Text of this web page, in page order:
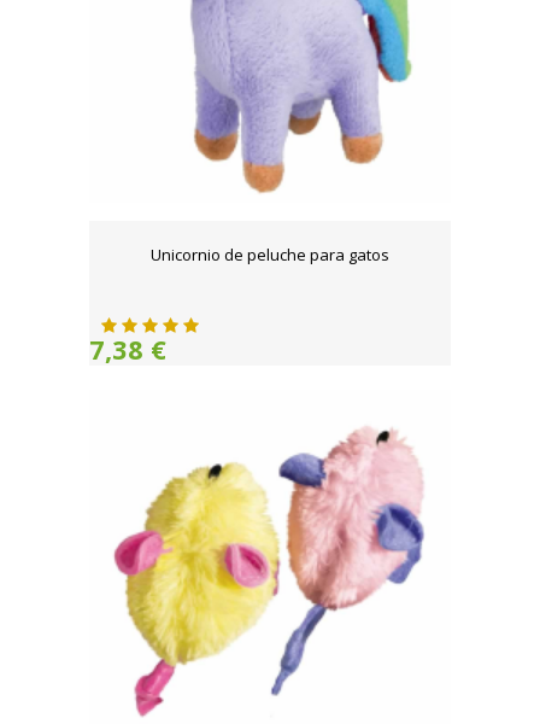
Unicornio de peluche para gatos
7,38 €